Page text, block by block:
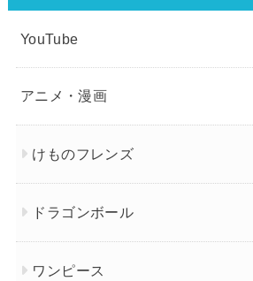
YouTube
アニメ・漫画
けものフレンズ
ドラゴンボール
ワンピース